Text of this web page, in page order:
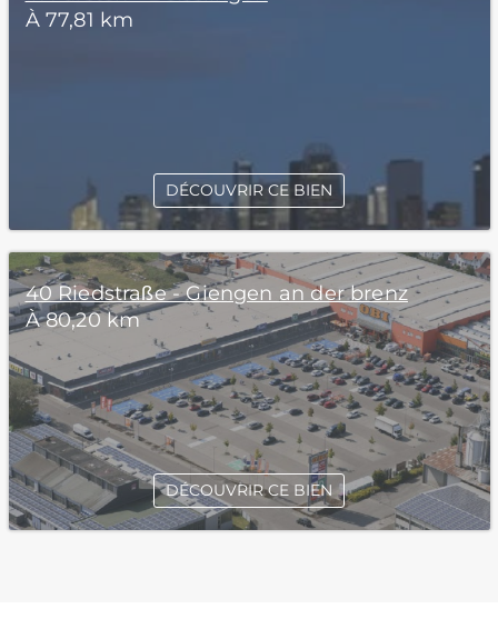
À 77,81 km
DÉCOUVRIR CE BIEN
40 Riedstraße - Giengen an der brenz
À 80,20 km
DÉCOUVRIR CE BIEN